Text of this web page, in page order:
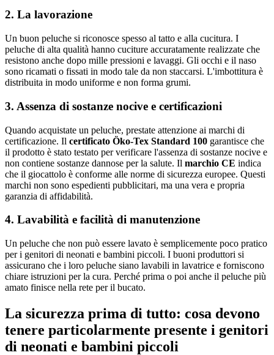
2. La lavorazione
Un buon peluche si riconosce spesso al tatto e alla cucitura. I
peluche di alta qualità hanno cuciture accuratamente realizzate che
resistono anche dopo mille pressioni e lavaggi. Gli occhi e il naso
sono ricamati o fissati in modo tale da non staccarsi. L'imbottitura è
distribuita in modo uniforme e non forma grumi.
3. Assenza di sostanze nocive e certificazioni
Quando acquistate un peluche, prestate attenzione ai marchi di
certificazione. Il certificato Öko-Tex Standard 100 garantisce che
il prodotto è stato testato per verificare l'assenza di sostanze nocive e
non contiene sostanze dannose per la salute. Il marchio CE indica
che il giocattolo è conforme alle norme di sicurezza europee. Questi
marchi non sono espedienti pubblicitari, ma una vera e propria
garanzia di affidabilità.
4. Lavabilità e facilità di manutenzione
Un peluche che non può essere lavato è semplicemente poco pratico
per i genitori di neonati e bambini piccoli. I buoni produttori si
assicurano che i loro peluche siano lavabili in lavatrice e forniscono
chiare istruzioni per la cura. Perché prima o poi anche il peluche più
amato finisce nella rete per il bucato.
La sicurezza prima di tutto: cosa devono
tenere particolarmente presente i genitori
di neonati e bambini piccoli